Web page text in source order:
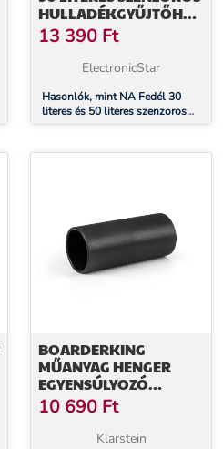
HULLADÉKGYŰJTŐHÖZ,
MATT FEKETE
13 390 Ft
ElectronicStar
Hasonlók, mint NA Fedél 30
literes és 50 literes szenzoros
hulladékgyűjtőhöz, matt fekete
BOARDERKING
MŰANYAG HENGER
EGYENSÚLYOZÓ
DESZKÁHOZ, BELTÉRI,
MŰANYAG
10 690 Ft
Klarstein